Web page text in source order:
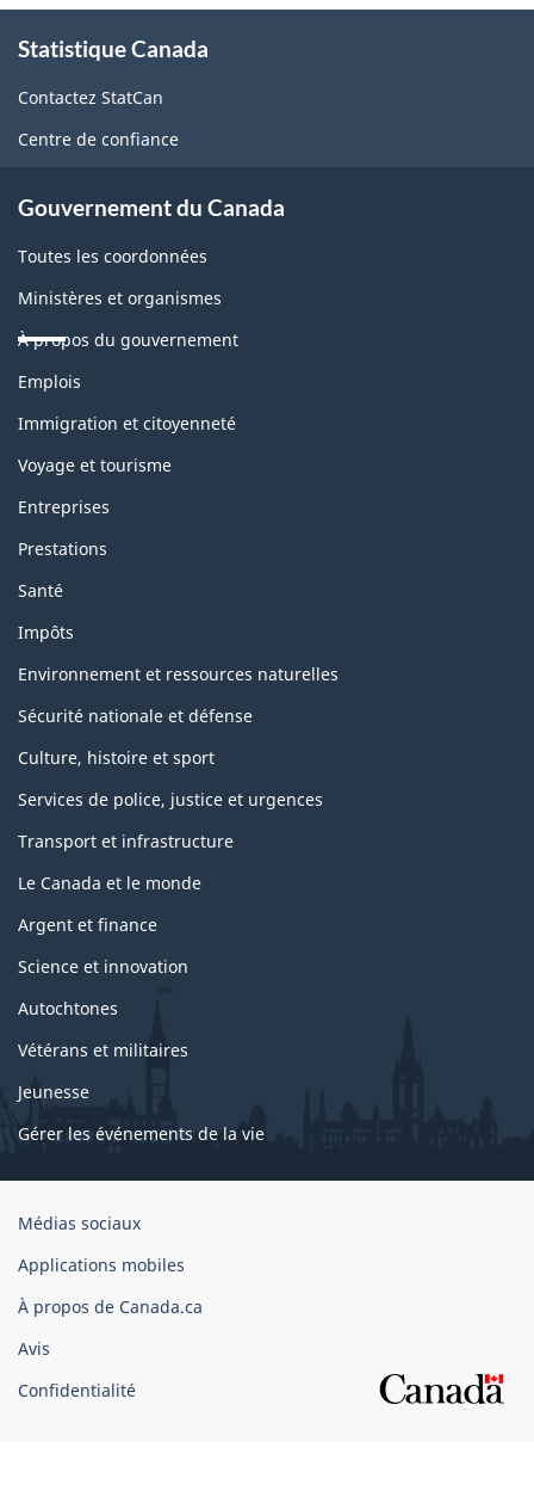
propos
de
ce
Statistique Canada
Contactez StatCan
Centre de confiance
Gouvernement du Canada
Toutes les coordonnées
Ministères et organismes
À propos du gouvernement
Thèmes
sujets
Emplois
Immigration et citoyenneté
Voyage et tourisme
Entreprises
Prestations
Santé
Impôts
Environnement et ressources naturelles
Sécurité nationale et défense
Culture, histoire et sport
Services de police, justice et urgences
Transport et infrastructure
Le Canada et le monde
Argent et finance
Science et innovation
Autochtones
Vétérans et militaires
Jeunesse
Gérer les événements de la vie
Organisation
gouvernement
du
Canada
Médias sociaux
Applications mobiles
À propos de Canada.ca
Avis
Confidentialité